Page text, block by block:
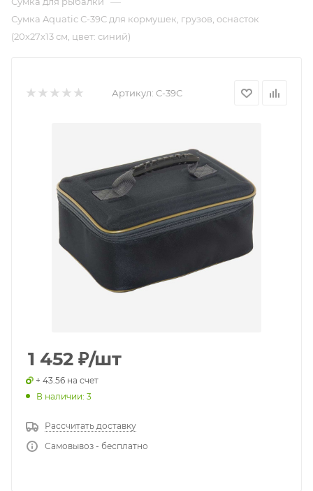
Сумка Aquatic С-39С для кормушек, грузов, оснасток
(20х27х13 см, цвет: синий)
Артикул: С-39С
1 452 ₽/шт
+ 43.56 на счет
В наличии: 3
Рассчитать доставку
Самовывоз - бесплатно